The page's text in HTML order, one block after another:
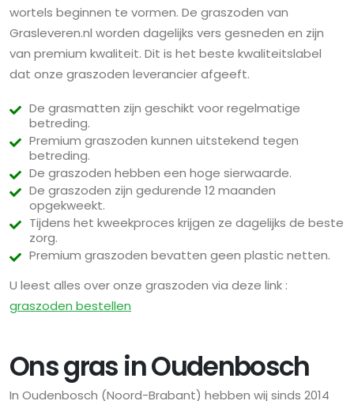
wortels beginnen te vormen. De graszoden van
Grasleveren.nl worden dagelijks vers gesneden en zijn
van premium kwaliteit. Dit is het beste kwaliteitslabel
dat onze graszoden leverancier afgeeft.
De grasmatten zijn geschikt voor regelmatige
betreding.
Premium graszoden kunnen uitstekend tegen
betreding.
De graszoden hebben een hoge sierwaarde.
De graszoden zijn gedurende 12 maanden
opgekweekt.
Tijdens het kweekproces krijgen ze dagelijks de beste
zorg.
Premium graszoden bevatten geen plastic netten.
U leest alles over onze graszoden via deze link :
graszoden bestellen
Ons gras in Oudenbosch
In Oudenbosch (Noord-Brabant) hebben wij sinds 2014